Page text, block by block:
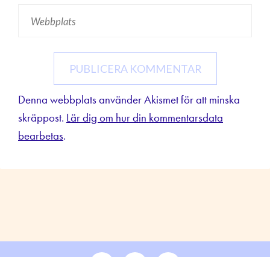
Denna webbplats använder Akismet för att minska
skräppost. Lär dig om hur din kommentarsdata
bearbetas.